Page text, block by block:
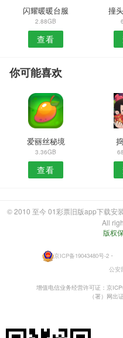
闪耀暖暖台服
2.88GB
查看
撞
你可能喜欢
爱丽丝秘境
3.36GB
查看
© 2010 至今 01彩票旧版app下载安
All
版权
京ICP备19043480号-2 ・
公安
增值电信业务经营许可证：京ICP
（署）网出